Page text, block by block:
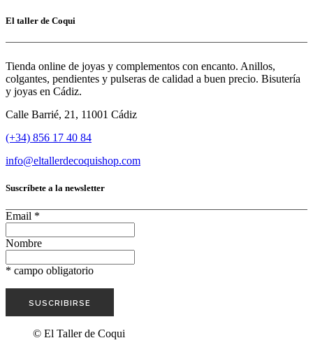
El taller de Coqui
Tienda online de joyas y complementos con encanto. Anillos,
colgantes, pendientes y pulseras de calidad a buen precio. Bisutería
y joyas en Cádiz.
Calle Barrié, 21, 11001 Cádiz
(+34) 856 17 40 84
info@eltallerdecoquishop.com
Suscríbete a la newsletter
Email *
Nombre
* campo obligatorio
© El Taller de Coqui